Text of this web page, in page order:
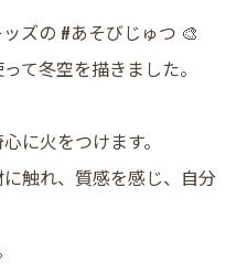
ズの #あそびじゅつ 🎨
て冬空を描きました。
に火をつけます。
触れ、質感を感じ、自分